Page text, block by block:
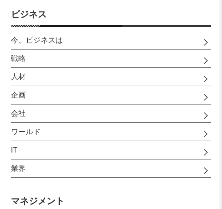
ビジネス
今、ビジネスは
戦略
人材
企画
会社
ワールド
IT
業界
マネジメント